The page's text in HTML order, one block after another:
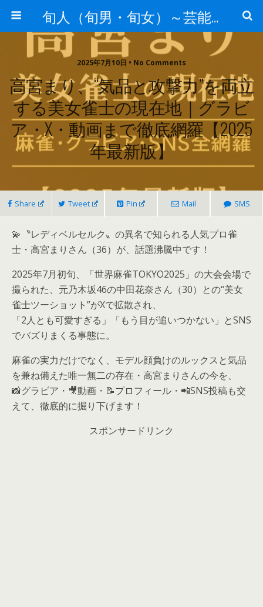
旬人（旬男・旬女）～芸能界等から旬な人・歌等の情報～
2025年7月10日 • No Comments
高宮まり、“気品と攻撃力”を両立
する美女雀士の現在地｜グラビ
ア・X・動画まで徹底網羅【2025
年最新版】
Share Tweet Pin Mail SMS
💫〝レディベルセルク〟の異名で知られる人気プロ雀
士・高宮まりさん（36）が、話題沸騰中です！
2025年7月初旬、「世界麻雀TOKYO2025」の大会会場で
撮られた、元乃木坂46の中田花奈さん（30）との“美女
雀士ツーショット”がXで拡散され、
「2人とも可愛すぎる」「もう目が追いつかない」とSNS
でバズりまくる事態に。
麻雀の実力だけでなく、モデル顔負けのルックスと気品
を兼ね備えた唯一無二の存在・高宮まりさんの今を、
📸グラビア・🎥動画・📝プロフィール・📲SNS投稿も交
えて、徹底的に掘り下げます！
スポンサードリンク